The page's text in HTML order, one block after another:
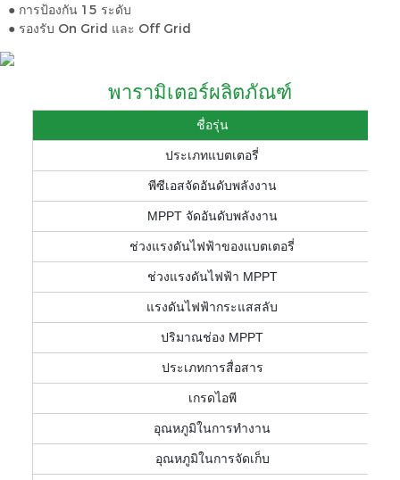
● การป้องกัน 15 ระดับ
● รองรับ On Grid และ Off Grid
พารามิเตอร์ผลิตภัณฑ์
ชื่อรุ่น
ประเภทแบตเตอรี่
พีซีเอสจัดอันดับพลังงาน
MPPT จัดอันดับพลังงาน
ช่วงแรงดันไฟฟ้าของแบตเตอรี่
ช่วงแรงดันไฟฟ้า MPPT
แรงดันไฟฟ้ากระแสสลับ
ปริมาณช่อง MPPT
ประเภทการสื่อสาร
เกรดไอพี
อุณหภูมิในการทำงาน
อุณหภูมิในการจัดเก็บ